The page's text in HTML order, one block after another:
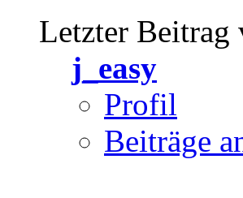
Letzter Beitrag
j_easy
Profil
Beiträge